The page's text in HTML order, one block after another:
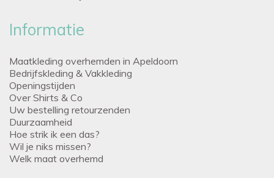
Informatie
Maatkleding overhemden in Apeldoorn
Bedrijfskleding & Vakkleding
Openingstijden
Over Shirts & Co
Uw bestelling retourzenden
Duurzaamheid
Hoe strik ik een das?
Wil je niks missen?
Welk maat overhemd